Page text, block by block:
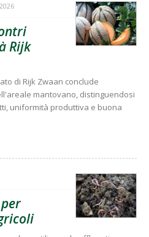
Rijk
di Rijk Zwaan conclude
mantovano, distinguendosi
uniformità produttiva e buona